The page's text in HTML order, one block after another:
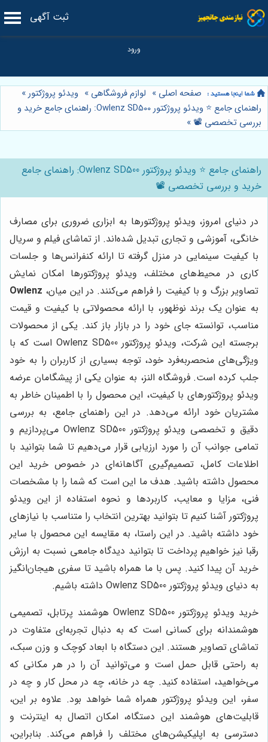
ثبت آگهی
صفحه اصلی » لوازم فروشگاهی » ویدئو پروژکتور»
راهنمای جامع ⭐️ ویدئو پروژکتور Owlenz SD500: راهنمای جامع خرید و
بررسی تخصصی 📽️ »
راهنمای جامع ⭐️ ویدئو پروژکتور Owlenz SD500: راهنمای جامع
خرید و بررسی تخصصی 📽️
در دنیای امروز، ویدئو پروژکتورها به ابزاری ضروری برای مصارف
خانگی، آموزشی و تجاری تبدیل شده‌اند. از تماشای فیلم و سریال
با کیفیت سینمایی در منزل گرفته تا ارائه کنفرانس‌ها و جلسات
کاری در محیط‌های مختلف، ویدئو پروژکتورها امکان نمایش
تصاویر بزرگ و با کیفیت را فراهم می‌کنند. در این میان، Owlenz
به عنوان یک برند نوظهور، با ارائه محصولاتی با کیفیت و قیمت
مناسب، توانسته جای خود را در بازار باز کند. یکی از محصولات
برجسته این شرکت، ویدئو پروژکتور Owlenz SD500 است که با
ویژگی‌های منحصربه‌فرد خود، توجه بسیاری از کاربران را به خود
جلب کرده است. فروشگاه النز، به عنوان یکی از پیشگامان عرضه
ویدئو پروژکتورهای با کیفیت، این محصول را با اطمینان خاطر به
مشتریان خود ارائه می‌دهد. در این راهنمای جامع، به بررسی
دقیق و تخصصی ویدئو پروژکتور Owlenz SD500 می‌پردازیم و
تمامی جوانب آن را مورد ارزیابی قرار می‌دهیم تا شما بتوانید با
اطلاعات کامل، تصمیم‌گیری آگاهانه‌ای در خصوص خرید این
محصول داشته باشید. هدف ما این است که شما را با مشخصات
فنی، مزایا و معایب، کاربردها و نحوه استفاده از این ویدئو
پروژکتور آشنا کنیم تا بتوانید بهترین انتخاب را متناسب با نیازهای
خود داشته باشید. در این راستا، به مقایسه این محصول با سایر
رقبا نیز خواهیم پرداخت تا بتوانید دیدگاه جامعی نسبت به ارزش
خرید آن پیدا کنید. پس با ما همراه باشید تا سفری هیجان‌انگیز
به دنیای ویدئو پروژکتور Owlenz SD500 داشته باشیم.
خرید ویدئو پروژکتور Owlenz SD500 هوشمند پرتابل، تصمیمی
هوشمندانه برای کسانی است که به دنبال تجربه‌ای متفاوت در
تماشای تصاویر هستند. این دستگاه با ابعاد کوچک و وزن سبک،
به راحتی قابل حمل است و می‌توانید آن را در هر مکانی که
می‌خواهید، استفاده کنید. چه در خانه، چه در محل کار و چه در
سفر، این ویدئو پروژکتور همراه شما خواهد بود. علاوه بر این،
قابلیت‌های هوشمند این دستگاه، امکان اتصال به اینترنت و
دسترسی به اپلیکیشن‌های مختلف را فراهم می‌کند. بنابراین،